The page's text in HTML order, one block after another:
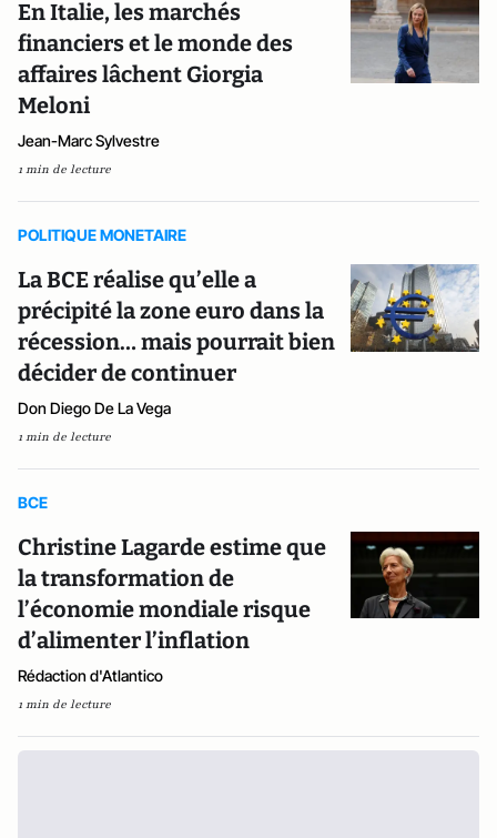
En Italie, les marchés
financiers et le monde des
affaires lâchent Giorgia
Meloni
Jean-Marc Sylvestre
1 min de lecture
POLITIQUE MONETAIRE
La BCE réalise qu’elle a
précipité la zone euro dans la
récession… mais pourrait bien
décider de continuer
Don Diego De La Vega
1 min de lecture
BCE
Christine Lagarde estime que
la transformation de
l’économie mondiale risque
d’alimenter l’inflation
Rédaction d'Atlantico
1 min de lecture